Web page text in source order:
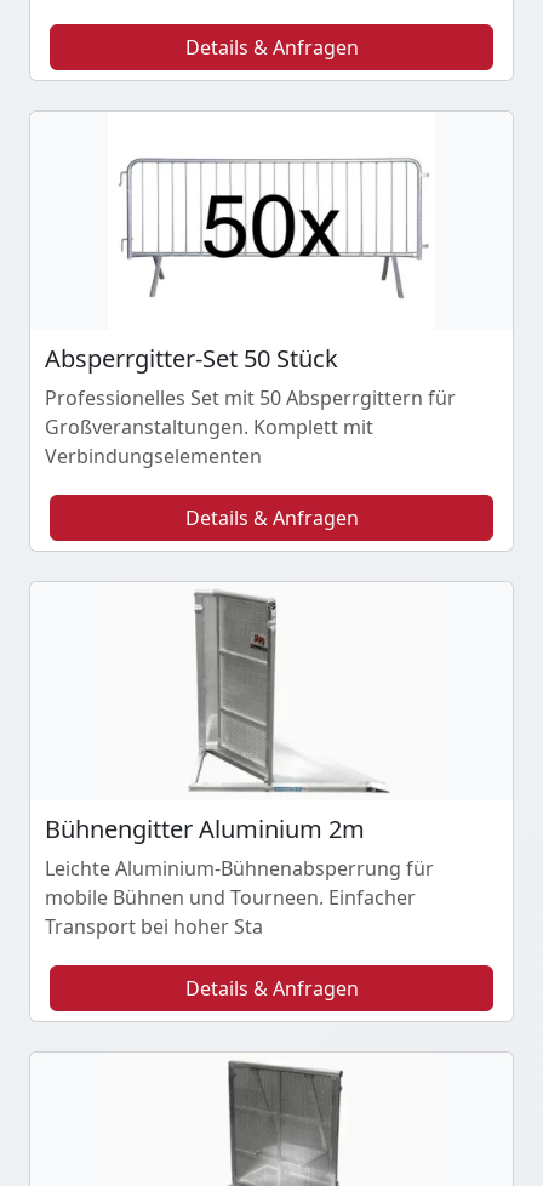
Details & Anfragen
Absperrgitter-Set 50 Stück
Professionelles Set mit 50 Absperrgittern für
Großveranstaltungen. Komplett mit
Verbindungselementen
Details & Anfragen
Bühnengitter Aluminium 2m
Leichte Aluminium-Bühnenabsperrung für
mobile Bühnen und Tourneen. Einfacher
Transport bei hoher Sta
Details & Anfragen